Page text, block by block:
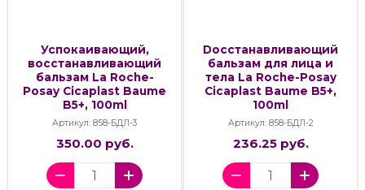
Успокаивающий,
восстанавливающий
бальзам La Roche-
Posay Cicaplast Baume
B5+, 100ml
Артикул: 858-БДЛ-3
350.00 руб.
Dосстанавливающий
бальзам для лица и
тела La Roche-Posay
Cicaplast Baume B5+,
100ml
Артикул: 858-БДЛ-2
236.25 руб.